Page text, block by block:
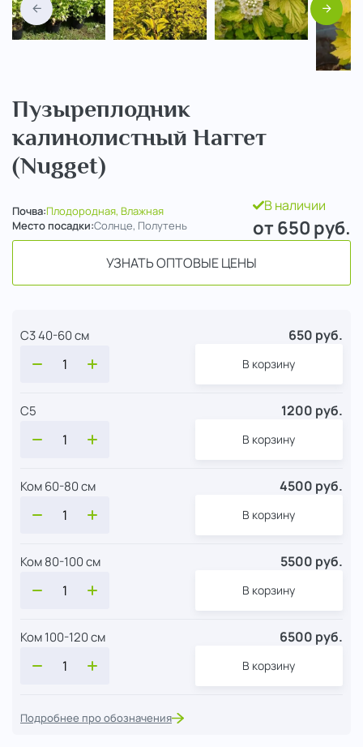
Назад Вперед
Пузыреплодник
калинолистный Наггет
(Nugget)
Почва:Плодородная, Влажная
Место посадки:Солнце, Полутень
В наличии
от 650 руб.
УЗНАТЬ ОПТОВЫЕ ЦЕНЫ
С3 40-60 см 650 руб.
В корзину
С5 1200 руб.
В корзину
Ком 60-80 см 4500 руб.
В корзину
Ком 80-100 см 5500 руб.
В корзину
Ком 100-120 см 6500 руб.
В корзину
Подробнее про обозначения